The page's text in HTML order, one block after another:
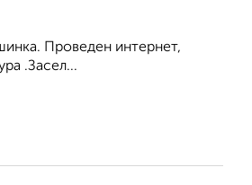
Проведен интернет,
.Засел...